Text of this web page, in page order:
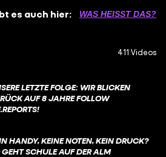
es auch hier:
WAS HEISST DAS?
411 Videos
LETZTE FOLGE: WIR BLICKEN
AUF 8 JAHRE FOLLOW
HANDY, KEINE NOTEN, KEIN DRUCK?
GEHT SCHULE AUF DER ALM